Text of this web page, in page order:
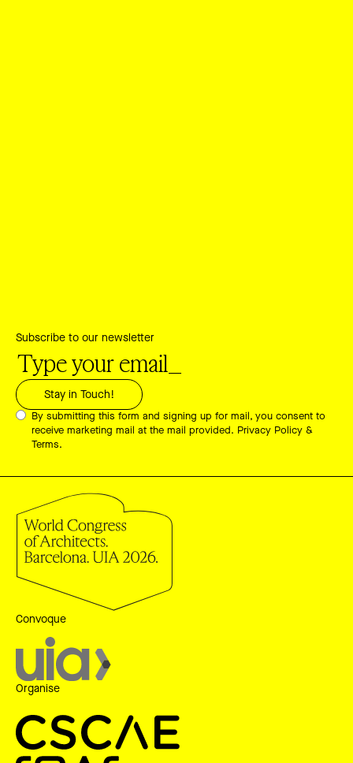
Subscribe to our newsletter
By submitting this form and signing up for mail, you consent to
receive marketing mail at the mail provided. Privacy Policy &
Terms.
Convoque
Organise